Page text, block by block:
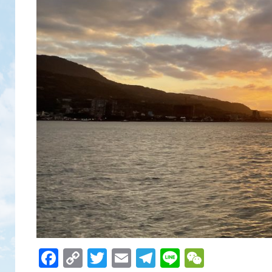
Facebook
CopyTwitter
EmailTelegram
Line